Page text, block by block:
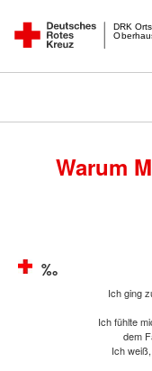
DRK
Warum
‰
Ich ging
Ich fühlte
dem
Ich